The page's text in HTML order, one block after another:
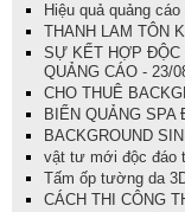
Hiệu quả quảng
THANH LAM TÔN
SỰ KẾT HỢP ĐỘC
QUẢNG CÁO - 23/
CHO THUÊ
BIỂN QUẢNG SPA
BACKGROUND
vật tư mới độc đáo
Tấm ốp tường da
CÁCH THI CÔNG